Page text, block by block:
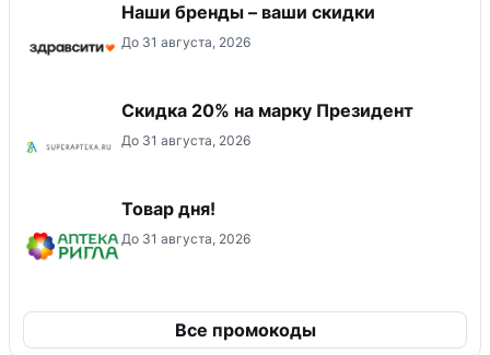
Наши бренды – ваши скидки
До 31 августа, 2026
Скидка 20% на марку Президент
До 31 августа, 2026
Товар дня!
До 31 августа, 2026
Все промокоды